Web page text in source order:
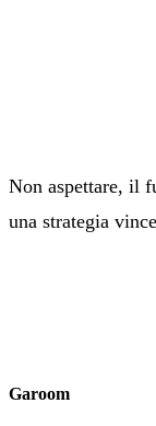
Non aspettare, il
una strategia
Garoom